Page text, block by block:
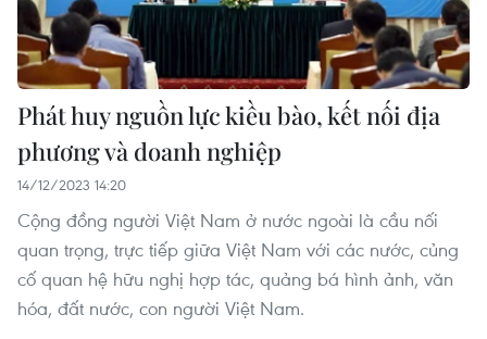
Phát huy nguồn lực kiều bào, kết nối địa
phương và doanh nghiệp
14/12/2023 14:20
Cộng đồng người Việt Nam ở nước ngoài là cầu nối
quan trọng, trực tiếp giữa Việt Nam với các nước, củng
cố quan hệ hữu nghị hợp tác, quảng bá hình ảnh, văn
hóa, đất nước, con người Việt Nam.